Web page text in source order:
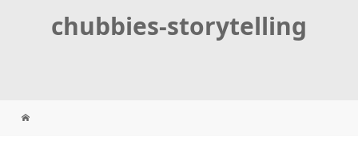
chubbies-storytelling